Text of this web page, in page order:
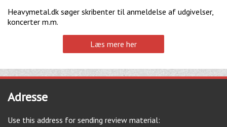
Heavymetal.dk søger skribenter til anmeldelse af udgivelser,
koncerter m.m.
Læs mere her
Adresse
Use this address for sending review material: